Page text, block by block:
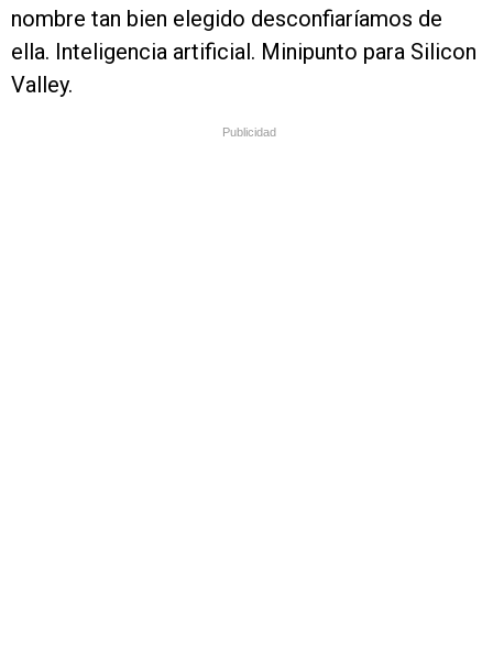
nombre tan bien elegido desconfiaríamos de
ella. Inteligencia artificial. Minipunto para Silicon
Valley.
Publicidad